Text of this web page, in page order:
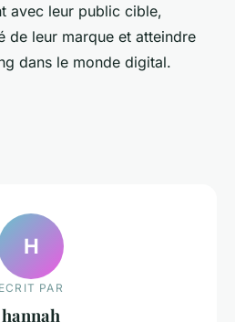
avec leur public cible,
de leur marque et atteindre
dans le monde digital.
H
ECRIT PAR
hannah